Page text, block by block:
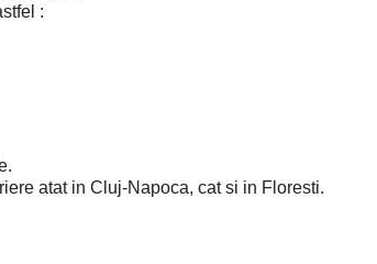
:
atat in Cluj-Napoca, cat si in Floresti.